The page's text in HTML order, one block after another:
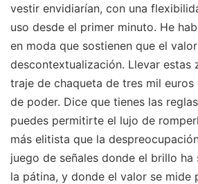
vestir envidiarían, con una
uso desde el primer minuto. He
en moda que sostienen que el
descontextualización. Llevar estas
traje de chaqueta de tres mil euros
de poder. Dice que tienes las
puedes permitirte el lujo de
más elitista que la
juego de señales donde el brillo
la pátina, y donde el valor se mide